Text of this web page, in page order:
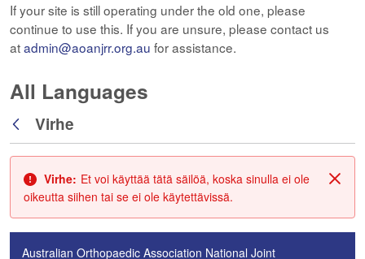
If your site is still operating under the old one, please
continue to use this. If you are unsure, please contact us
atadmin@aoanjrr.org.au for assistance.
All Languages
Takaisin
Virhe
Sulje
Virhe: Et voi käyttää tätä säilöä, koska sinulla ei ole
oikeutta siihen tai se ei ole käytettävissä.
Australian Orthopaedic Association National Joint